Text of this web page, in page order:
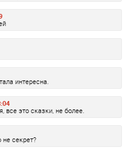
интересна.
все это сказки, не более.
не секрет?